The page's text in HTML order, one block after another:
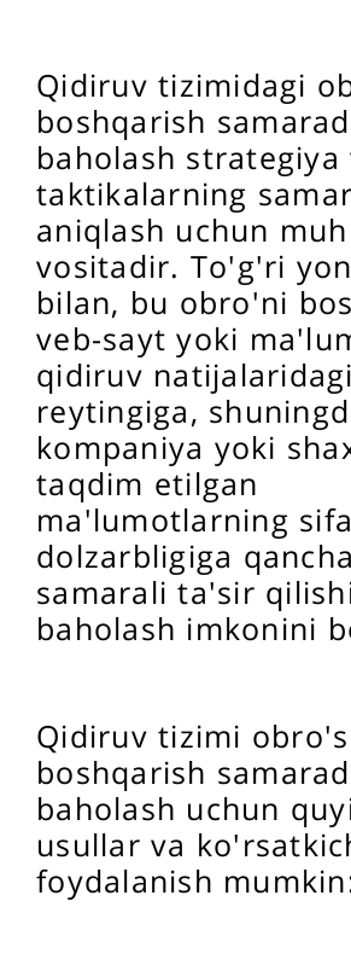
Qidiruv tizimidagi
boshqarish
baholash strategiya
taktikalarning
aniqlash uchun
vositadir. To'g'ri
bilan, bu obro'ni
veb-sayt yoki
qidiruv natijalaridagi
reytingiga,
kompaniya yoki
taqdim etilgan
ma'lumotlarning
dolzarbligiga
samarali ta'sir
baholash imkonini
Qidiruv tizimi
boshqarish
baholash uchun
usullar va
foydalanish